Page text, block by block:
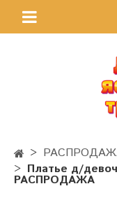
Платье д/
РАСПРОДАЖА